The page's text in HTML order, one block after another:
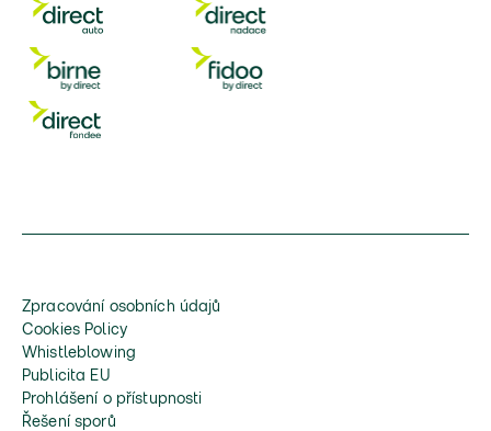
Zpracování osobních údajů
Cookies Policy
Whistleblowing
Publicita EU
Prohlášení o přístupnosti
Řešení sporů